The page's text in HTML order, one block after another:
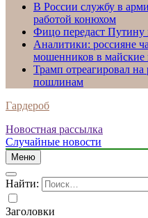
В России службу в
работой конюхом
Фицо передаст Путину
Аналитики: россияне
мошенников в майские
Трамп отреагировал
пошлинам
Гардероб
Новостная рассылка
Случайные новости
Меню
Найти:
Заголовки